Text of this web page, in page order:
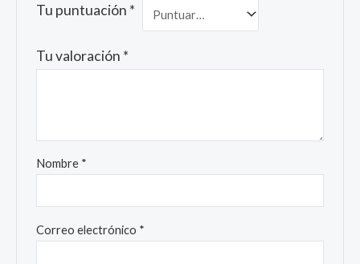
Tu puntuación *
Tu valoración *
Nombre *
Correo electrónico *